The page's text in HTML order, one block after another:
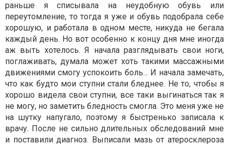
раньше я списывала на неудобную обувь или
переутомление, то тогда я уже и обувь подобрала себе
хорошую, и работала в одном месте, никуда не бегала
каждый день. Но вот особенно к концу дня мне иногда
аж выть хотелось. Я начала разглядывать свои ноги,
поглаживать, думала может хоть такими массажными
движениями смогу успокоить боль... И начала замечать,
что как будто мои ступни стали бледнее. Не то, чтобы я
хорошо видела свои ступни, все таки выгинаться так я
не могу, но заметить бледность смогла. Это меня уже не
на шутку напугало, поэтому я быстренько записала к
врачу. После не сильно длительных обследований мне
и поставили диагноз. Выписали мазь от атеросклероза